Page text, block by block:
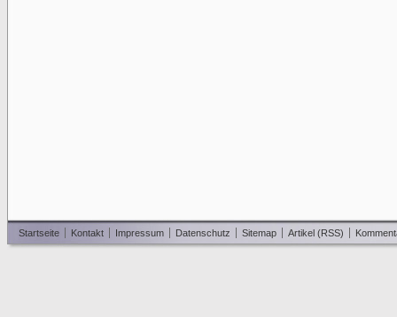
Startseite Kontakt Impressum Datenschutz Sitemap Artikel (RSS)